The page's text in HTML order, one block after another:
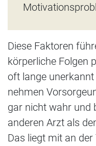
Diese Faktoren
körperliche Folgen
oft lange
nehmen
gar nicht wahr und
anderen Arzt als
Das liegt mit an